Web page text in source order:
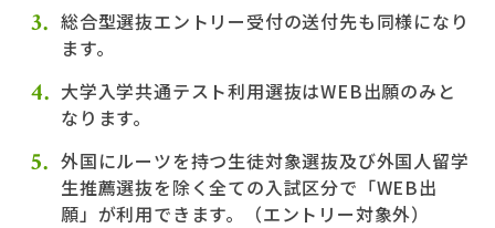
総合型選抜エントリー受付の送付先も同様になり
ます。
大学入学共通テスト利用選抜はWEB出願のみと
なります。
外国にルーツを持つ生徒対象選抜及び外国人留学
生推薦選抜を除く全ての入試区分で「WEB出
願」が利用できます。（エントリー対象外）